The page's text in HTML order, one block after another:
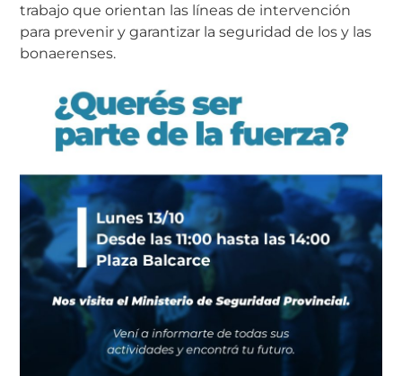
trabajo que orientan las líneas de intervención
para prevenir y garantizar la seguridad de los y las
bonaerenses.